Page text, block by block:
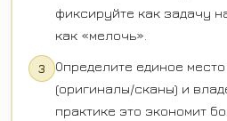
фиксируйте как задачу
как «мелочь».
3
Определите единое
(оригиналы/сканы) и
практике это экономит